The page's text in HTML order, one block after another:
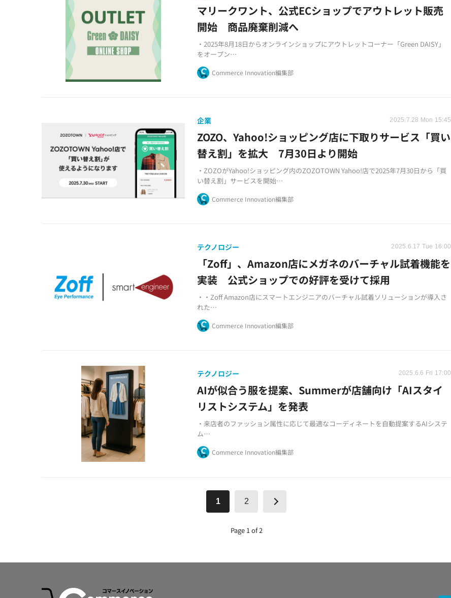
マリークワント、公式ECショップでアウトレット販売
開始 商品廃棄削減へ
・2025年8月18日からオンラインショップにアウトレットコーナー「Green DAISY」
をオープン
・外箱にキズがある商品や季節外れアイテムなどを特価で販売し商品廃棄を削減
・送料無料対象外、ポイント加算対象外などの制約あり
Commerce Innovation編集部
企業 2025.7.28 Mon 15:45
ZOZO、Yahoo!ショッピング店に下取りサービス「買い
替え割」を拡大 7月30日より開始
・ZOZOがYahoo!ショッピング内のZOZOTOWN Yahoo!店で2025年7月30日から「買
い替え割」サービスを開始
・過去に購入したアイテムを下取りし、新規購入時にその場で値引きが受けられるサ
ービスCommerce Innovation編集部
テクノロジー 2025.6.17 Tue 16:00
「Zoff」、Amazon店にメガネのバーチャル試着機能を
実装 公式ショップでの好評を受けて採用
・・Zoff Amazon店にスマートエンジニアのバーチャル試着ソリューションが導入さ
れた
・・AR技術により自宅でメガネの試着体験が可能になった
・・Amazon認定パートナーは世界でわずか3社のみの希少な認定
Commerce Innovation編集部
テクノロジー 2025.6.6 Fri 17:00
AIが似合う服を提案、Summerが店舗向け「AIスタイ
リストシステム」を発表
・来店者のファッション属性に応じて最適なコーディネートを自動提案するAIシステ
ム
・ビジョンAIと生成AIを組み合わせた対話型インターフェースによる接客体験の向上
・アパレル業界の人手不足と接客の属人性解決を目指したソリューション
Commerce Innovation編集部
1 2
Page 1 of 2